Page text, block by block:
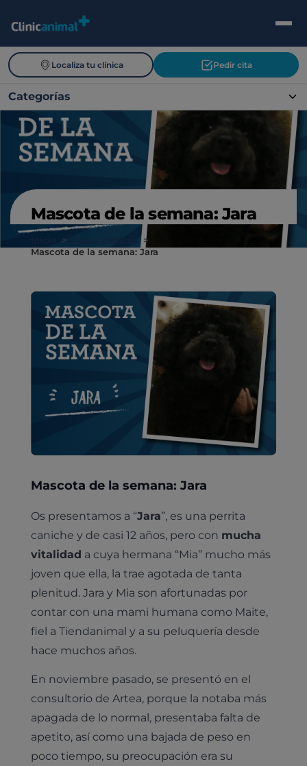
Localiza tu clínica Pedir cita
Categorías
Mascota de la semana: Jara
>
>
Mascota de la semana: Jara
Mascota de la semana: Jara
Os presentamos a “Jara”, es una perrita
caniche y de casi 12 años, pero con mucha
vitalidad a cuya hermana “Mia” mucho más
joven que ella, la trae agotada de tanta
plenitud. Jara y Mia son afortunadas por
contar con una mami humana como Maite,
fiel a Tiendanimal y a su peluquería desde
hace muchos años.
En noviembre pasado, se presentó en el
consultorio de Artea, porque la notaba más
apagada de lo normal, presentaba falta de
apetito, así como una bajada de peso en
poco tiempo, su preocupación era su